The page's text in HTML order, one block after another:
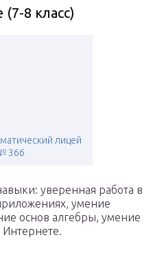
8 класс)
лицей
366
уверенная работа в
умение
основ алгебры, умение